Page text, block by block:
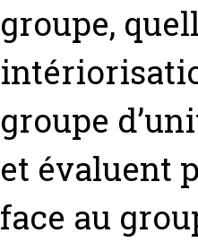
groupe,
groupe
et évaluent
face au